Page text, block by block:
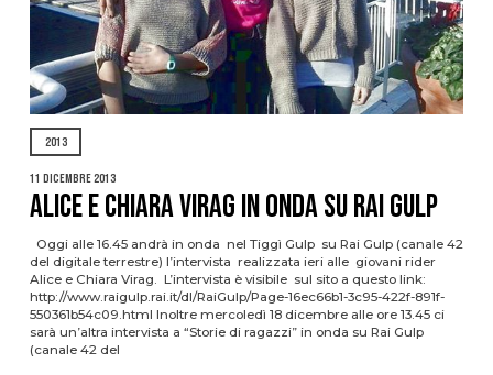
2013
11 Dicembre 2013
ALICE E CHIARA VIRAG IN ONDA SU RAI GULP
Oggi alle 16.45 andrà in onda nel Tiggì Gulp su Rai Gulp (canale 42
del digitale terrestre) l’intervista realizzata ieri alle giovani rider
Alice e Chiara Virag. L’intervista è visibile sul sito a questo link:
http://www.raigulp.rai.it/dl/RaiGulp/Page-16ec66b1-3c95-422f-891f-
550361b54c09.html Inoltre mercoledì 18 dicembre alle ore 13.45 ci
sarà un’altra intervista a “Storie di ragazzi” in onda su Rai Gulp
(canale 42 del